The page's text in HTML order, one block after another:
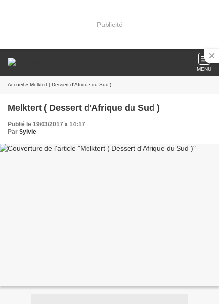
Publicité
MENU
Accueil » Melktert ( Dessert d'Afrique du Sud )
Melktert ( Dessert d'Afrique du Sud )
Publié le 19/03/2017 à 14:17
Par Sylvie